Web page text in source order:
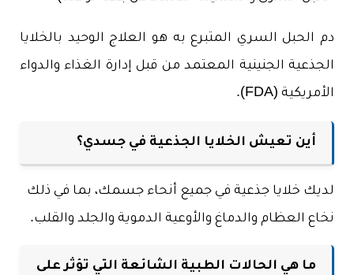
دم الحبل السري المتبرع به هو العلاج الوحيد بالخلايا
الجذعية الجنينية المعتمد من قبل إدارة الغذاء والدواء
الأمريكية (FDA).
أين تعيش الخلايا الجذعية في جسدي؟
لديك خلايا جذعية في جميع أنحاء جسمك، بما في ذلك
نخاع العظام والدماغ والأوعية الدموية والجلد والقلب.
ما هي الحالات الطبية الشائعة التي تؤثر على